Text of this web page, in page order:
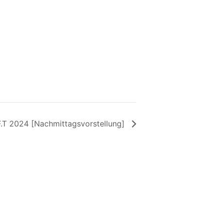
2024 [Nachmittagsvorstellung]